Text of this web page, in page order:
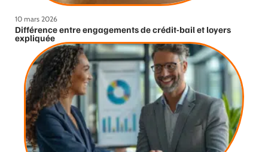
10 mars 2026
Différence entre engagements de crédit-bail et loyers
expliquée